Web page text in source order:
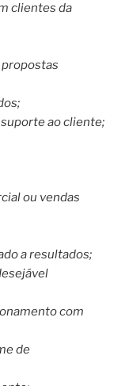
clientes da
propostas
ao cliente;
ou vendas
a resultados;
com
de